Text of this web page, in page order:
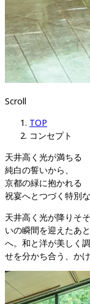
Scroll
TOP
コンセプト
天井高く光が満ちる
純白の誓いから、
京都の緑に抱かれる
祝宴へとつづく特別な
天井高く光が降りそ
いの瞬間を迎えたあと
へ。 和と洋が美しく
せを分かち合う、 か